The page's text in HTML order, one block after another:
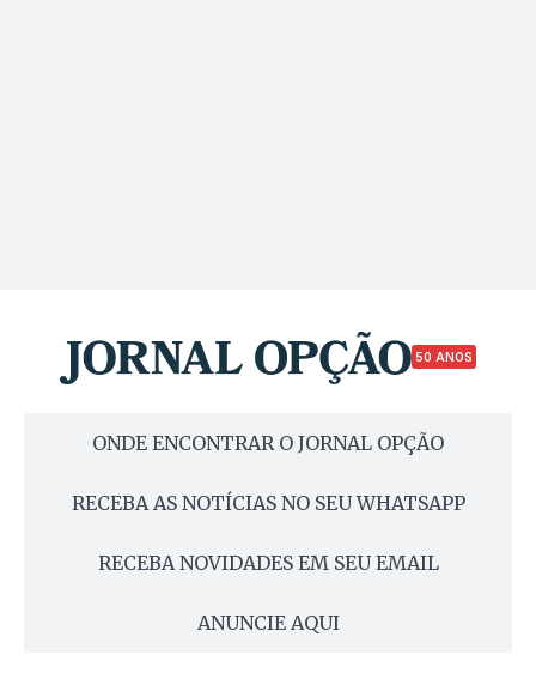
50 ANOS
ONDE ENCONTRAR O JORNAL OPÇÃO
RECEBA AS NOTÍCIAS NO SEU WHATSAPP
RECEBA NOVIDADES EM SEU EMAIL
ANUNCIE AQUI